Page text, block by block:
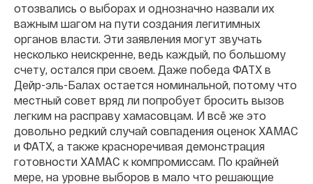
отозвались о выборах и однозначно назвали их
важным шагом на пути создания легитимных
органов власти. Эти заявления могут звучать
несколько неискренне, ведь каждый, по большому
счету, остался при своем. Даже победа ФАТХ в
Дейр-эль-Балах остается номинальной, потому что
местный совет вряд ли попробует бросить вызов
легким на расправу хамасовцам. И всё же это
довольно редкий случай совпадения оценок ХАМАС
и ФАТХ, а также красноречивая демонстрация
готовности ХАМАС к компромиссам. По крайней
мере, на уровне выборов в мало что решающие